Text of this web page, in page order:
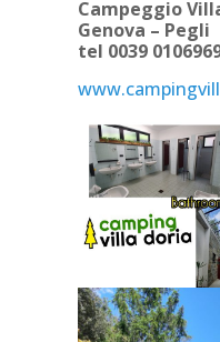
Campeggio
Genova – Pegli
tel 0039